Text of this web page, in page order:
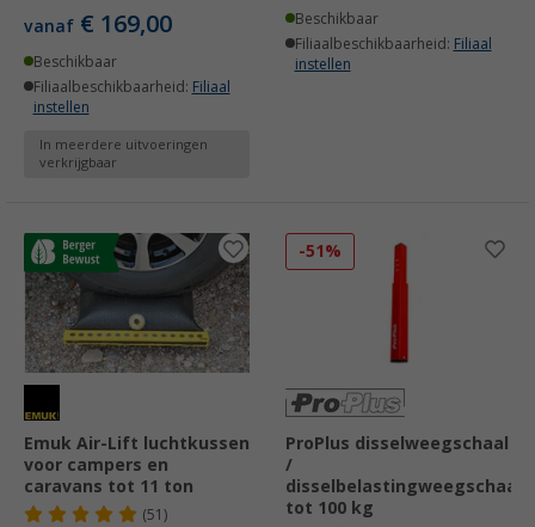
vanaf € 169,00
Beschikbaar
Filiaalbeschikbaarheid: Filiaal
instellen
In meerdere uitvoeringen
verkrijgbaar
Beschikbaar
Filiaalbeschikbaarheid: Filiaal
instellen
Emuk Air-Lift luchtkussen
voor campers en
caravans tot 11 ton
(51)
-51%
ProPlus disselweegschaal
/
disselbelastingweegschaal
tot 100 kg